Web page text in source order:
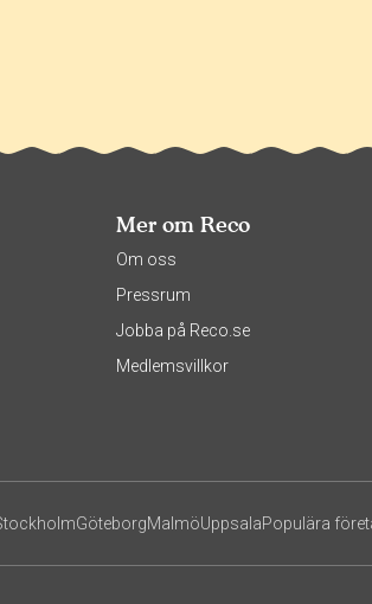
Mer om Reco
Om oss
Pressrum
Jobba på Reco.se
Medlemsvillkor
GöteborgMalmöUppsalaPopulära